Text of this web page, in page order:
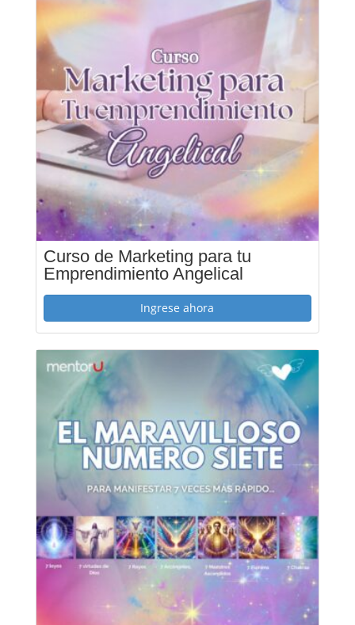
Curso de Marketing para tu
Emprendimiento Angelical
Ingrese ahora